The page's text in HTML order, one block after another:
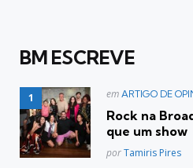
BM ESCREVE
Postado
em ARTIGO DE
Rock na
que um show
Posted
porTamiris Pires